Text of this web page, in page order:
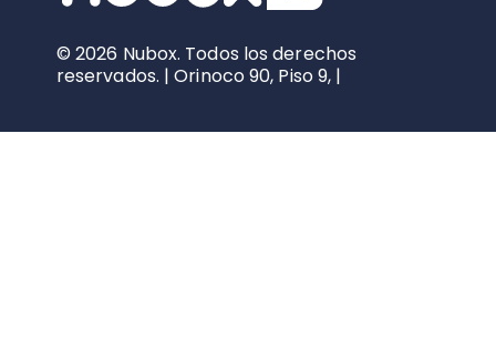
© 2026 Nubox. Todos los derechos
reservados. | Orinoco 90, Piso 9, |